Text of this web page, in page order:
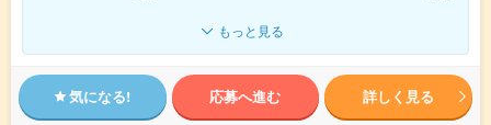
もっと見る
気になる! 応募へ進む 詳しく見る